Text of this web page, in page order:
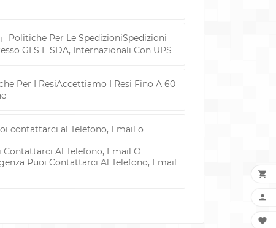
Politiche Per Le SpedizioniSpedizioni
GLS E SDA, Internazionali Con UPS
Per I ResiAccettiamo I Resi Fino A 60
Contattarci Al Telefono, Email O
Puoi Contattarci Al Telefono, Email


